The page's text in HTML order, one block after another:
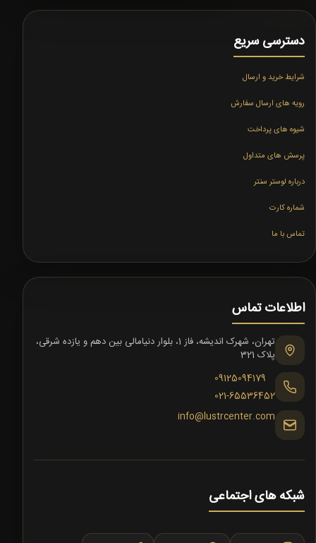
دسترسی سریع
شرایط خرید و ارسال
رویه های ارسال سفارش
شیوه های پرداخت
پرسش های متداول
درباره لوستر سنتر
شماره کارت
تماس با ما
اطلاعات تماس
تهران، شهرک اندیشه، فاز 1، بلوار دنیامالی بین دهم و یازده شرقی،
پلاک 321
09125094179
021-65536452
info@lustrcenter.com
شبکه های اجتماعی